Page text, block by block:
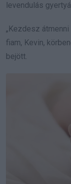
levendulás
„Kezdesz
fiam, Kevin,
bejött.